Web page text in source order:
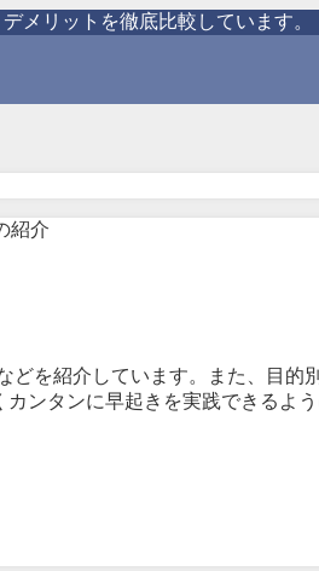
メリットを徹底比較しています。
を紹介しています。また、目的
ンタンに早起きを実践できるよ